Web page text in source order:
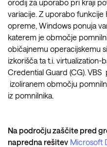
orodij za uporabo pri kraji
variacije. Z uporabo funkcije
opreme, Windows ponuja
katerem je območje
običajnemu operacijskemu
izkorišča ta t.i. virtualization-
Credential Guard (CG).
izoliranem območju
iz pomnilnika.
Na področju zaščite pred
napredna rešitev Microsoft